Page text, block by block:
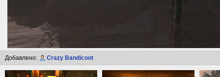
Добавлено: Crazy Bandicoot